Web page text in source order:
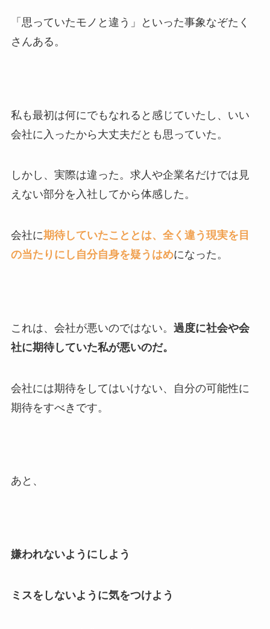
「思っていたモノと違う」といった事象なぞたく
さんある。
私も最初は何にでもなれると感じていたし、いい
会社に入ったから大丈夫だとも思っていた。
しかし、実際は違った。求人や企業名だけでは見
えない部分を入社してから体感した。
会社に期待していたこととは、全く違う現実を目
の当たりにし自分自身を疑うはめになった。
これは、会社が悪いのではない。 過度に社会や会
社に期待していた私が悪いのだ。
会社には期待をしてはいけない、自分の可能性に
期待をすべきです。
あと、
嫌われないようにしよう
ミスをしないように気をつけよう